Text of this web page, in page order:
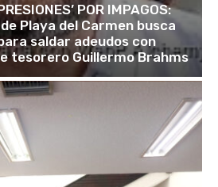
POR IMPAGOS:
Playa del Carmen busca
saldar adeudos con
tesorero Guillermo Brahms